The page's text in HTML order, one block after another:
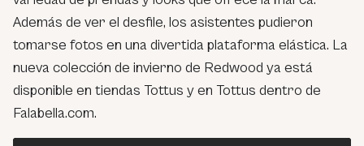
Además de ver el desfile, los asistentes pudieron
tomarse fotos en una divertida plataforma elástica. La
nueva colección de invierno de Redwood ya está
disponible en tiendas Tottus y en Tottus dentro de
Falabella.com.